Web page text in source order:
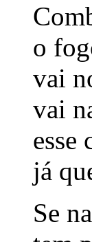
o
vai
vai
esse
já
Se